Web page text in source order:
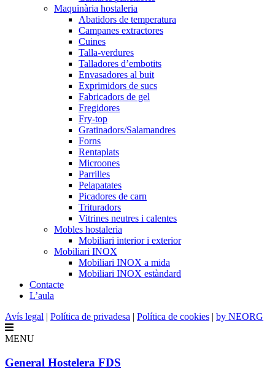
Maquinària hostaleria
Abatidors de temperatura
Campanes extractores
Cuines
Talla-verdures
Talladores d’embotits
Envasadores al buit
Exprimidors de sucs
Fabricadors de gel
Fregidores
Fry-top
Gratinadors/Salamandres
Forns
Rentaplats
Microones
Parrilles
Pelapatates
Picadores de carn
Trituradors
Vitrines neutres i calentes
Mobles hostaleria
Mobiliari interior i exterior
Mobiliari INOX
Mobiliari INOX a mida
Mobiliari INOX estàndard
Contacte
L’aula
Avís legal | Política de privadesa | Política de cookies | by NEORG
MENU
General Hostelera FDS